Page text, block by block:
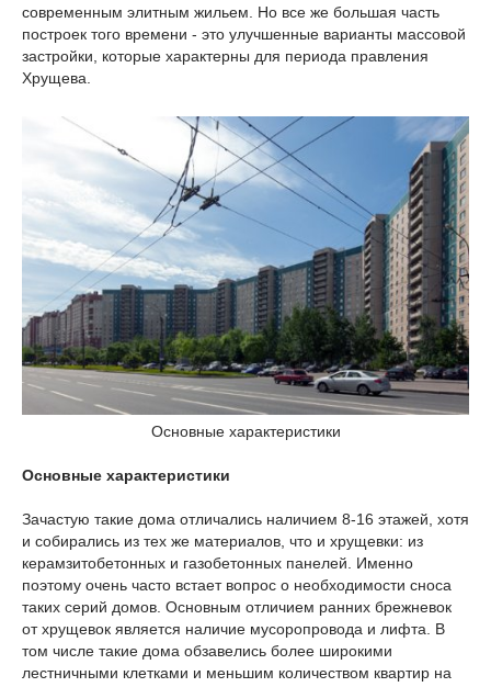
современным элитным жильем. Но все же большая часть
построек того времени - это улучшенные варианты массовой
застройки, которые характерны для периода правления
Хрущева.
Основные характеристики
Основные характеристики
Зачастую такие дома отличались наличием 8-16 этажей, хотя
и собирались из тех же материалов, что и хрущевки: из
керамзитобетонных и газобетонных панелей. Именно
поэтому очень часто встает вопрос о необходимости сноса
таких серий домов. Основным отличием ранних брежневок
от хрущевок является наличие мусоропровода и лифта. В
том числе такие дома обзавелись более широкими
лестничными клетками и меньшим количеством квартир на